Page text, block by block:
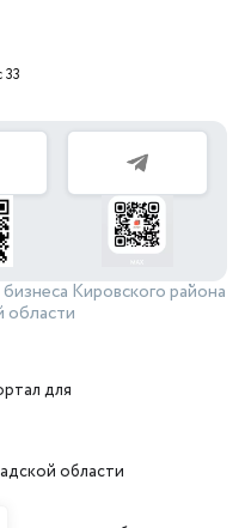
33
Кировского района
области
для
области